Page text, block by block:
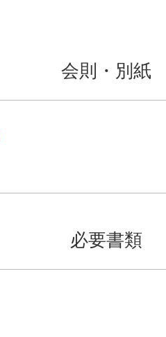
会則・別紙
必要書類